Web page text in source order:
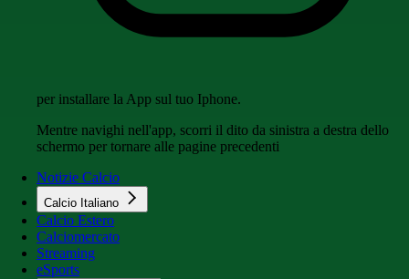
per installare la App sul tuo Iphone.
Mentre navighi nell'app, scorri il dito da sinistra a destra dello
schermo per tornare alle pagine precedenti
Notizie Calcio
Calcio Italiano
Calcio Estero
Calciomercato
Streaming
eSports